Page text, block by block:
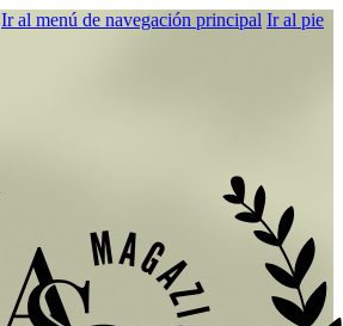
Ir al menú de navegación principal Ir al pie